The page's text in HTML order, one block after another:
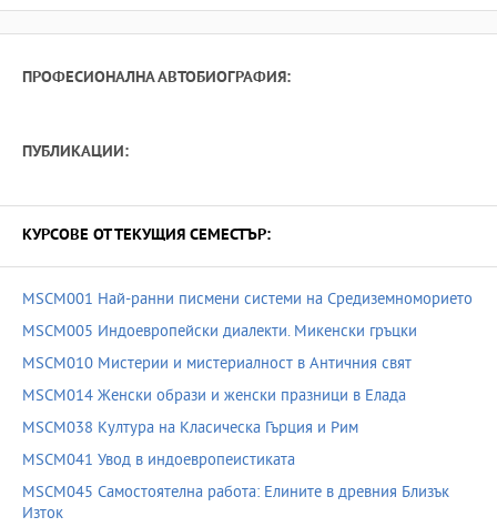
ПРОФЕСИОНАЛНА АВТОБИОГРАФИЯ:
ПУБЛИКАЦИИ:
КУРСОВЕ ОТ ТЕКУЩИЯ СЕМЕСТЪР:
MSCM001 Най-ранни писмени системи на Средиземноморието
MSCM005 Индоевропейски диалекти. Микенски гръцки
MSCM010 Мистерии и мистериалност в Античния свят
MSCM014 Женски образи и женски празници в Елада
MSCM038 Култура на Класическа Гърция и Рим
MSCM041 Увод в индоевропеистиката
MSCM045 Самостоятелна работа: Елините в древния Близък
Изток